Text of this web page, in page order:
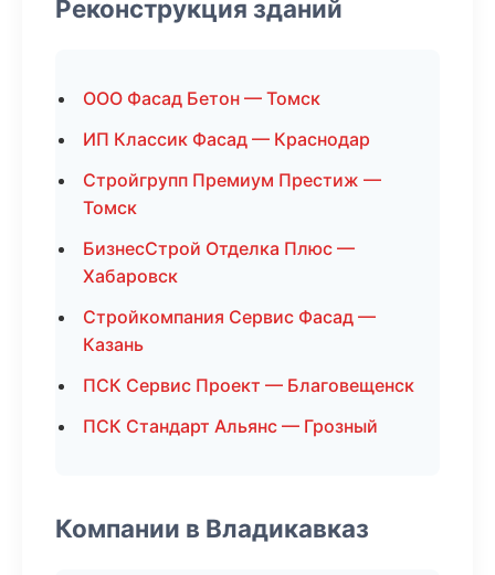
Реконструкция зданий
ООО Фасад Бетон — Томск
ИП Классик Фасад — Краснодар
Стройгрупп Премиум Престиж —
Томск
БизнесСтрой Отделка Плюс —
Хабаровск
Стройкомпания Сервис Фасад —
Казань
ПСК Сервис Проект — Благовещенск
ПСК Стандарт Альянс — Грозный
Компании в Владикавказ